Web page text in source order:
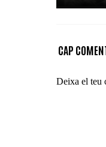
CAP
Deixa el teu